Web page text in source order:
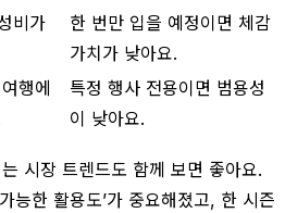
비가
한 번만 입을 예정이면 체감
가치가 낮아요.
행에
특정 행사 전용이면 범용성
이 낮아요.
시장 트렌드도 함께 보면 좋아요.
능한 활용도’가 중요해졌고, 한 시즌